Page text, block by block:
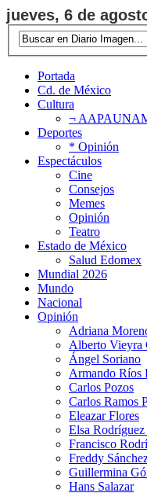
jueves, 6 de
Portada
Cd. de México
Cultura
¬
Deportes
* Opinión
Espectáculos
Cine
Consejos
Memes
Opinión
Teatro
Estado de México
Salud Edomex
Mundial 2026
Mundo
Nacional
Opinión
Adriana
Alberto Vieyra
Ángel Soriano
Armando Ríos
Carlos Pozos
Carlos Ramos
Eleazar Flores
Elsa
Francisco
Freddy
Guillermina
Hans Salazar